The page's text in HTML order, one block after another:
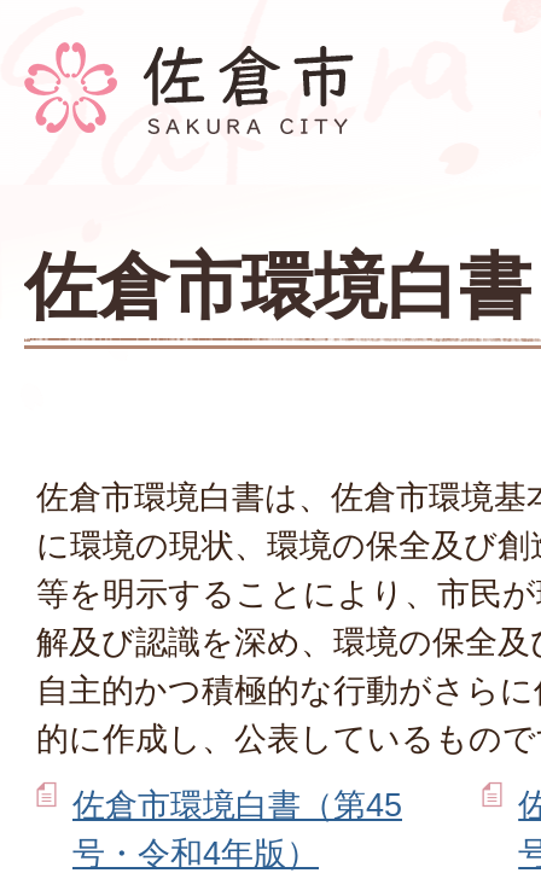
佐倉市環境白書
佐倉市環境白書は、佐倉市環境
に環境の現状、環境の保全及び
等を明示することにより、市民
解及び認識を深め、環境の保全
自主的かつ積極的な行動がさら
的に作成し、公表しているもの
佐倉市環境白書（第45
号・令和4年版）